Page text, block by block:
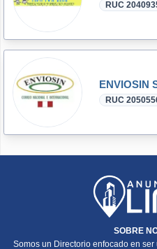
RUC
ENVIOSIN
RUC
SOBRE
Somos un Directorio enfocado en